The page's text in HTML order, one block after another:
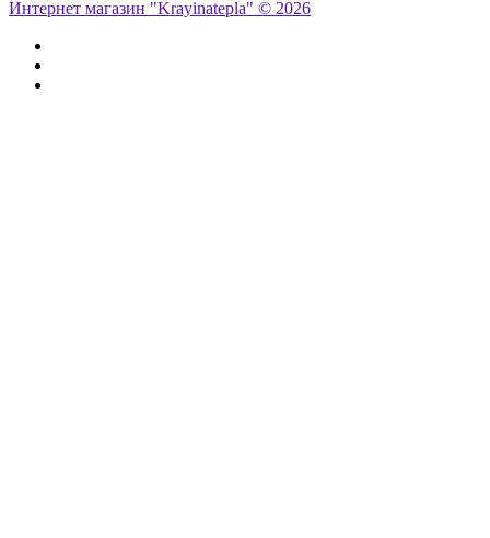
Интернет магазин "Krayinatepla" © 2026